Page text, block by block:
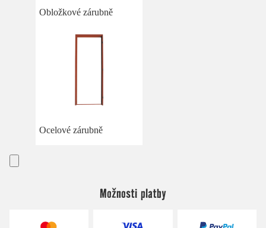
Obložkové zárubně
Ocelové zárubně
Možnosti platby